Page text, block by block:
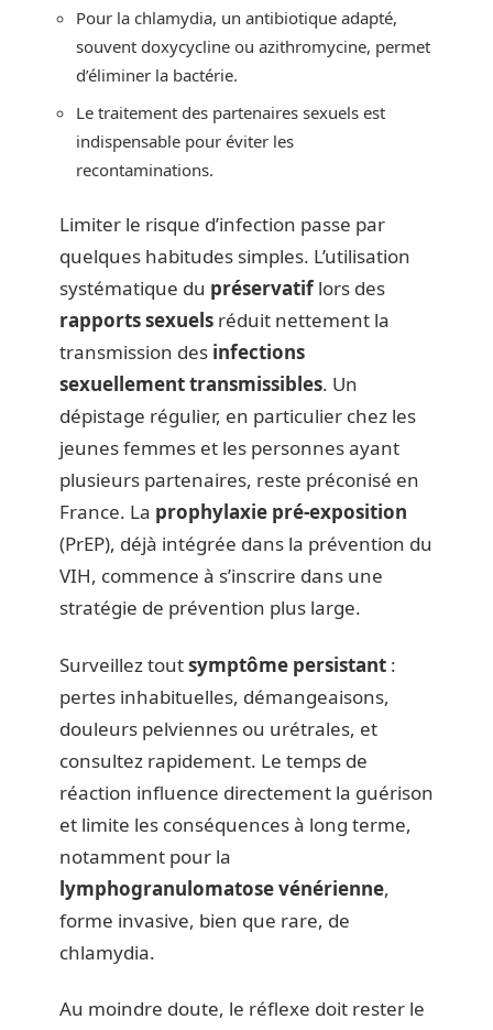
Pour la chlamydia, un antibiotique adapté,
souvent doxycycline ou azithromycine, permet
d’éliminer la bactérie.
Le traitement des partenaires sexuels est
indispensable pour éviter les
recontaminations.
Limiter le risque d’infection passe par
quelques habitudes simples. L’utilisation
systématique du préservatiflors des
rapports sexuels réduit nettement la
transmission des infections
sexuellement transmissibles. Un
dépistage régulier, en particulier chez les
jeunes femmes et les personnes ayant
plusieurs partenaires, reste préconisé en
France. La prophylaxie pré-exposition
(PrEP), déjà intégrée dans la prévention du
VIH, commence à s’inscrire dans une
stratégie de prévention plus large.
Surveillez toutsymptôme persistant :
pertes inhabituelles, démangeaisons,
douleurs pelviennes ou urétrales, et
consultez rapidement. Le temps de
réaction influence directement la guérison
et limite les conséquences à long terme,
notamment pour la
lymphogranulomatose vénérienne,
forme invasive, bien que rare, de
chlamydia.
Au moindre doute, le réflexe doit rester le